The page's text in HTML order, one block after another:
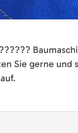
Sie gerne und